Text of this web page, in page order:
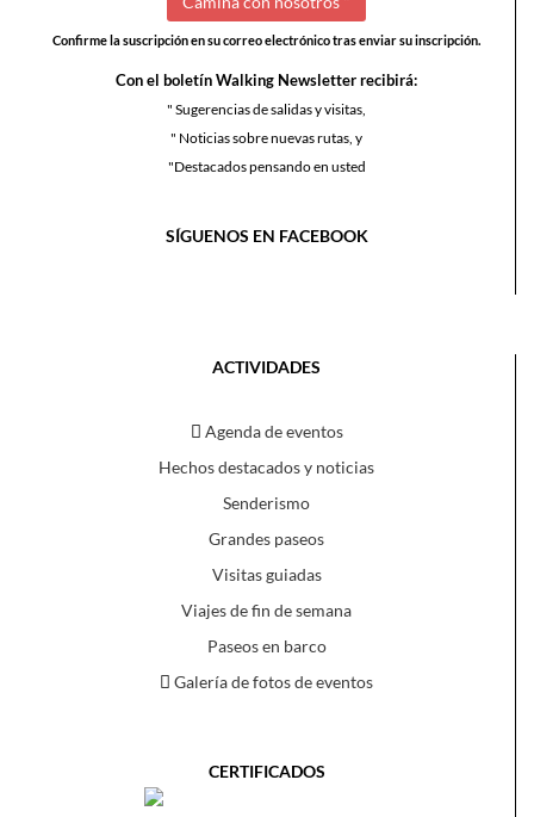
Confirme la suscripción en su correo electrónico tras enviar su inscripción.
Con el boletín Walking Newsletter recibirá:
" Sugerencias de salidas y visitas,
" Noticias sobre nuevas rutas, y
"Destacados pensando en usted
SÍGUENOS EN FACEBOOK
ACTIVIDADES
Agenda de eventos
Hechos destacados y noticias
Senderismo
Grandes paseos
Visitas guiadas
Viajes de fin de semana
Paseos en barco
Galería de fotos de eventos
CERTIFICADOS